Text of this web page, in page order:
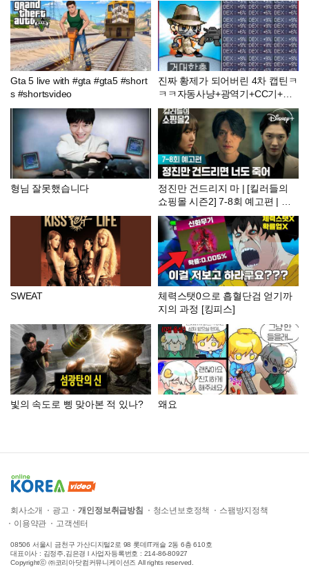
Gta 5 live with #gta #gta5 #short
s #shortsvideo
진짜 황제가 되어버린 4차 캡틴ㅋ
ㅋㅋ자동사냥+광역기+CC기+DP
S1등=신ㅋㅋㅋㅋ : 메이플플래닛
형님 잘못했습니다
정진만 건드리지 마 | [킬러들의
쇼핑몰 시즌2] 7-8회 예고편 | 디
즈니+
SWEAT
체력스탯0으로 흡혈단검 얻기까
지의 과정 [킹피스]
빛의 속도로 삥 맞아본 적 있나? 왜요
회사소개 광고 개인정보취급방침 청소년보호정책
스팸방지정책
이용약관
고객센터
08506 서울시 금천구 가산디지털2로 98 롯데IT캐슬 2동 6층 610호
대표이사 : 김정주,김은경 l 사업자등록번호 : 214-86-80927
Copyrightⓒ ㈜코리아닷컴커뮤니케이션즈 All rights reserved.